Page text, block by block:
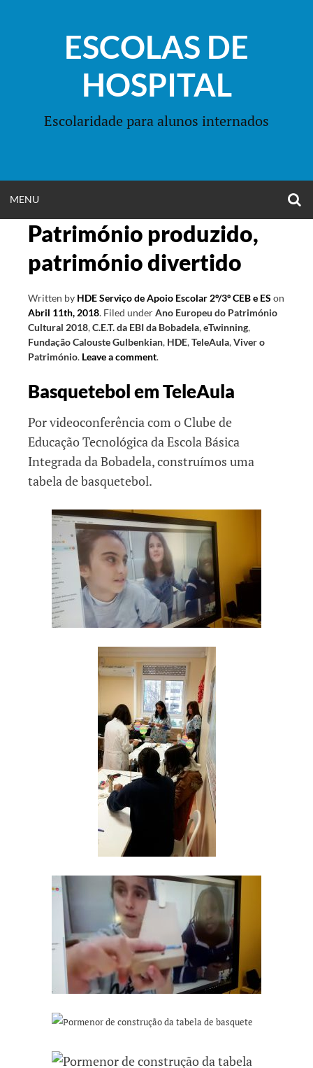
ESCOLAS DE
HOSPITAL
Escolaridade para alunos internados
MENU
MENU
Património produzido,
património divertido
Written by HDE Serviço de Apoio Escolar 2º/3º CEB e ES on
Abril 11th, 2018. Filed underAno Europeu do Património
Cultural 2018,C.E.T. da EBI da Bobadela,eTwinning,
Fundação Calouste Gulbenkian, HDE,TeleAula,Viver o
Património. Leave a comment.
Basquetebol em TeleAula
Por videoconferência com o Clube de
Educação Tecnológica da Escola Básica
Integrada da Bobadela, construímos uma
tabela de basquetebol.